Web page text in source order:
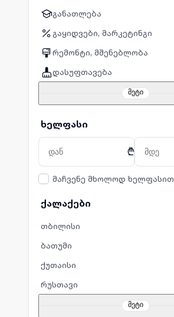
განათლება
გაყიდვები, მარკეტინგი
რემონტი, მშენებლობა
დასუფთავება
მეტი
ხელფასი
₾
მაჩვენე მხოლოდ ხელფასით
ქალაქები
თბილისი
ბათუმი
ქუთაისი
რუსთავი
მეტი